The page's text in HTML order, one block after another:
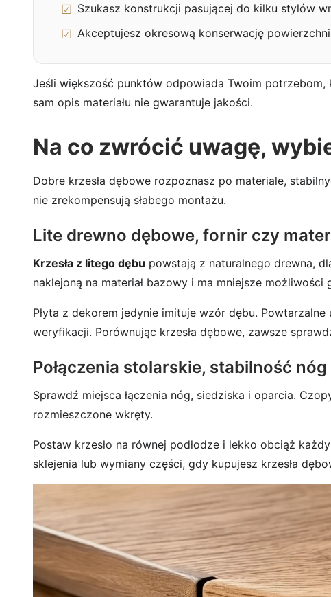
Szukasz konstrukcji pasującej do kilku stylów
Akceptujesz okresową konserwację
Jeśli większość punktów odpowiada Twoim potrzebom,
sam opis materiału nie gwarantuje jakości.
Na co zwrócić uwagę,
Dobre krzesła dębowe rozpoznasz po materiale,
nie zrekompensują słabego montażu.
Lite drewno dębowe, fornir czy
Krzesła z litego dębu powstają z naturalnego drewna,
naklejoną na materiał bazowy i ma mniejsze możliwości
Płyta z dekorem jedynie imituje wzór dębu.
weryfikacji. Porównując krzesła dębowe, zawsze
Połączenia stolarskie, stabilność
Sprawdź miejsca łączenia nóg, siedziska i oparcia.
rozmieszczone wkręty.
Postaw krzesło na równej podłodze i lekko obciąż
sklejenia lub wymiany części, gdy kupujesz krzesła